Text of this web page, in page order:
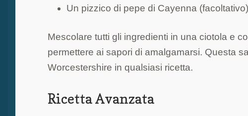
Un pizzico di pepe di Cayenna (facoltativo)
Mescolare tutti gli ingredienti in una ciotola e
permettere ai sapori di amalgamarsi. Questa
Worcestershire in qualsiasi ricetta.
Ricetta Avanzata